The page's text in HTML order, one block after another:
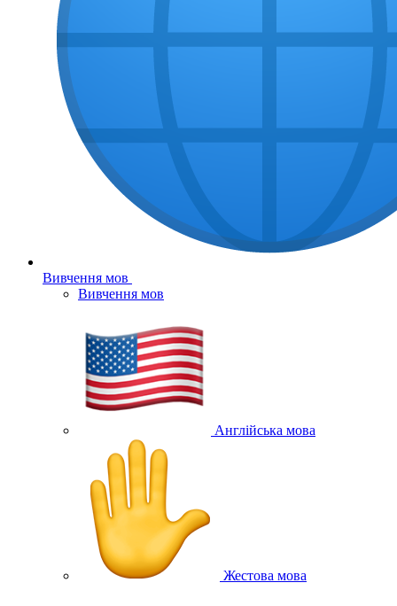
Вивчення мов
Вивчення мов
Англійська мова
Жестова мова